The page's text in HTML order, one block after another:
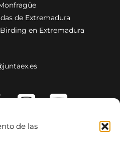
de las
de Extremadura
en Extremadura